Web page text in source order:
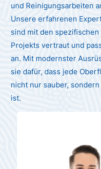
und Reinigungsarbeiten
Unsere erfahrenen
sind mit den
Projekts vertraut und
an. Mit modernster
sie dafür, dass jede
nicht nur sauber,
ist.